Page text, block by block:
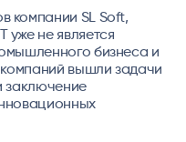
компании SL Soft,
не является
бизнеса и
вышли задачи
заключение